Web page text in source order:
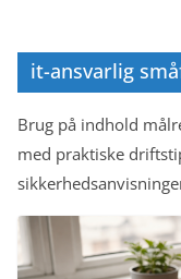
it-ansvarlig
Brug på indhold
med praktiske